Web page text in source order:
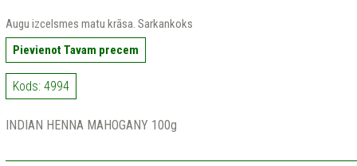
Augu izcelsmes matu krāsa. Sarkankoks
Pievienot Tavam precem
Kods: 4994
INDIAN HENNA MAHOGANY 100g